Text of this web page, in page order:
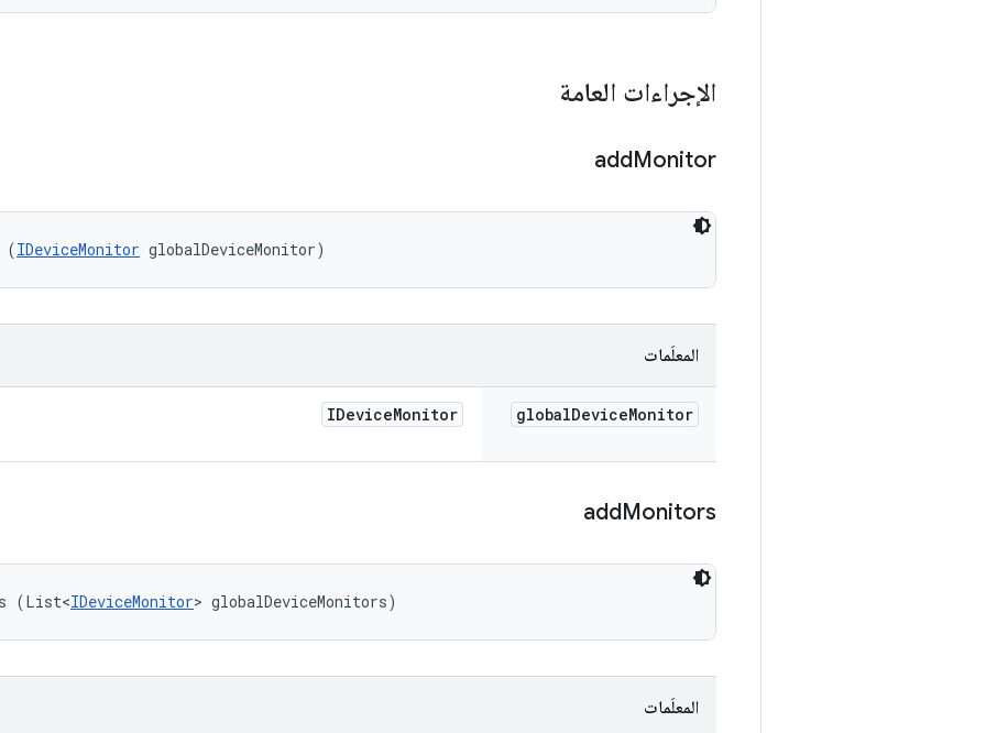
الإجراءات العامة
addMonitor
(IDeviceMonitor globalDeviceMonitor)
المعلَمات
globalDeviceMonitor
IDeviceMonitor
addMonitors
(List<IDeviceMonitor> globalDeviceMonitors)
المعلَمات